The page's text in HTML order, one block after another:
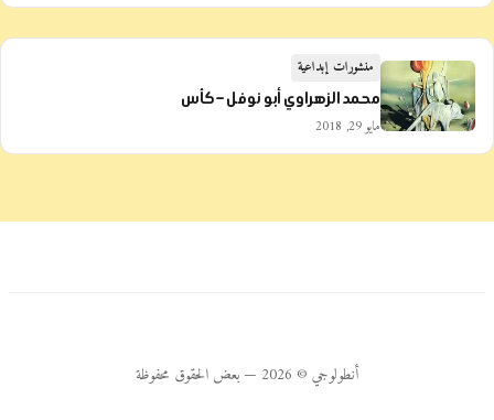
منشورات إبداعية
محمد الزهراوي أبو نوفل – كأس
مايو 29, 2018
أنطولوجي © 2026 — بعض الحقوق محفوظة